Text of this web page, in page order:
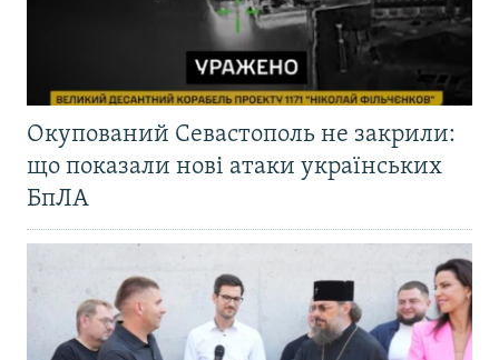
Окупований Севастополь не закрили:
що показали нові атаки українських
БпЛА